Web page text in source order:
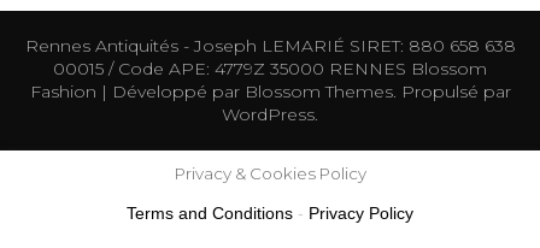
Rennes Antiquités - Joseph LEMARIÉ SIRET: 880 658 638
00015 / Code APE: 4779Z 35000 RENNES Blossom
Fashion | Développé parBlossom Themes. Propulsé par
WordPress
Privacy & Cookies Policy
Terms and Conditions - Privacy Policy